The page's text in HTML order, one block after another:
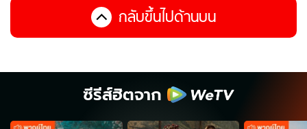
กลับขึ้นไปด้านบน
ซีรีส์ฮิตจาก